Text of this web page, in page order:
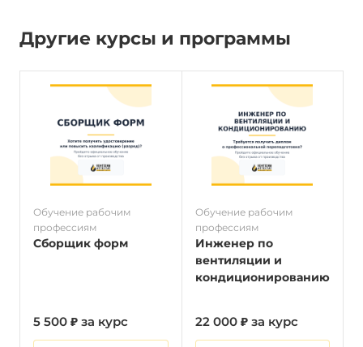
Другие курсы и программы
Обучение рабочим
профессиям
Сборщик форм
5 500 ₽ за курс
Обучение рабочим
профессиям
Инженер по
вентиляции и
кондиционированию
22 000 ₽ за курс